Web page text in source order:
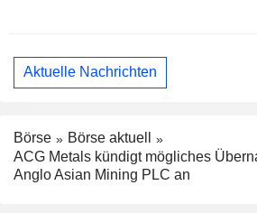
Aktuelle Nachrichten
Börse
Börse aktuell
ACG Metals kündigt mögliches
Anglo Asian Mining PLC an